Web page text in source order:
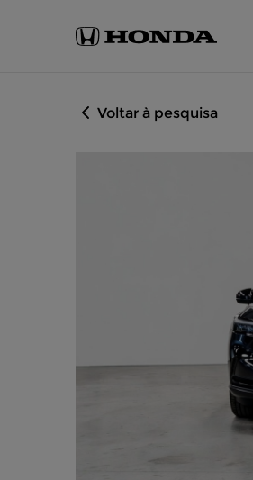
Voltar à pesquisa